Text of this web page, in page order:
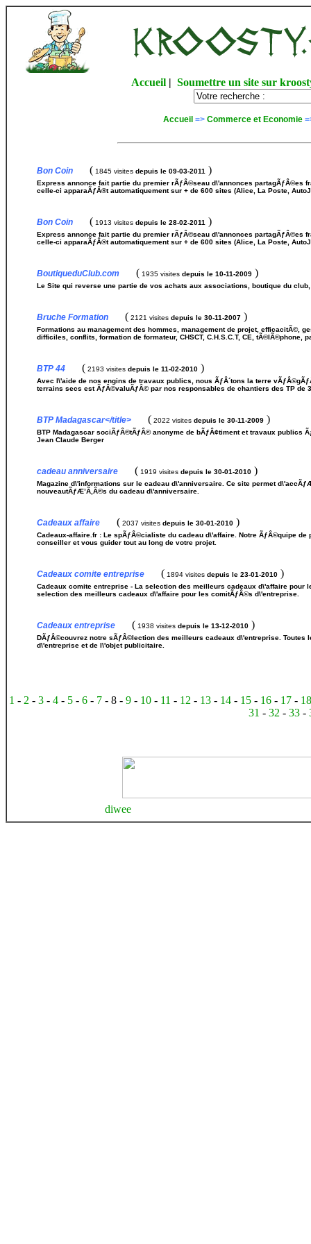
Accueil |Soumettre un site sur
Accueil =>Commerce et Economie
Bon Coin ( 1845 visites depuis le 09-03-2011 )
Express annonce fait partie du premier rÃƒÂ©seau d\'annonces partagÃƒÂ©es
celle-ci apparaÃƒÂ®t automatiquement sur + de 600 sites (Alice, La Poste,
Bon Coin ( 1913 visites depuis le 28-02-2011 )
Express annonce fait partie du premier rÃƒÂ©seau d\'annonces partagÃƒÂ©es
celle-ci apparaÃƒÂ®t automatiquement sur + de 600 sites (Alice, La Poste,
BoutiqueduClub.com ( 1935 visites depuis le 10-11-2009 )
Le Site qui reverse une partie de vos achats aux associations, boutique du
Bruche Formation ( 2121 visites depuis le 30-11-2007 )
Formations au management des hommes, management de projet, efficacitÃ©,
difficiles, conflits, formation de formateur, CHSCT, C.H.S.C.T, CE, tÃ©lÃ©phone,
BTP 44 ( 2193 visites depuis le 11-02-2010 )
Avec l\'aide de nos engins de travaux publics, nous ÃƒÂ´tons la terre
terrains secs est ÃƒÂ©valuÃƒÂ© par nos responsables de chantiers des TP de
BTP Madagascar</title> ( 2022 visites depuis le 30-11-2009 )
BTP Madagascar sociÃƒÂ©tÃƒÂ© anonyme de bÃƒÂ¢timent et travaux publics
Jean Claude Berger
cadeau anniversaire ( 1919 visites depuis le 30-01-2010 )
Magazine d\'informations sur le cadeau d\'anniversaire. Ce site permet
nouveautÃƒÆ’Ã‚Â©s du cadeau d\'anniversaire.
Cadeaux affaire ( 2037 visites depuis le 30-01-2010 )
Cadeaux-affaire.fr : Le spÃƒÂ©cialiste du cadeau d\'affaire. Notre ÃƒÂ©quipe
conseiller et vous guider tout au long de votre projet.
Cadeaux comite entreprise ( 1894 visites depuis le 23-01-2010 )
Cadeaux comite entreprise - La selection des meilleurs cadeaux d\'affaire pour
selection des meilleurs cadeaux d\'affaire pour les comitÃƒÂ©s d\'entreprise.
Cadeaux entreprise ( 1938 visites depuis le 13-12-2010 )
DÃƒÂ©couvrez notre sÃƒÂ©lection des meilleurs cadeaux d\'entreprise.
d\'entreprise et de l\'objet publicitaire.
1 - 2 -3 -4 - 5 -6 - 7 - 8 -9 - 10 - 11 - 12 - 13 - 14 - 15 - 16 - 17 -
31 -32 -33 -
diwee